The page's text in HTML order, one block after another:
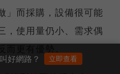
」而採購，設備很可能
，使用量仍小、需求偶
好網路？ 立即查看